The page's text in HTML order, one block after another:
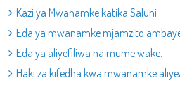
Kazi ya Mwanamke katika Saluni
Eda ya mwanamke mjamzito
Eda ya aliyefiliwa na mume wake.
Haki za kifedha kwa mwanamke